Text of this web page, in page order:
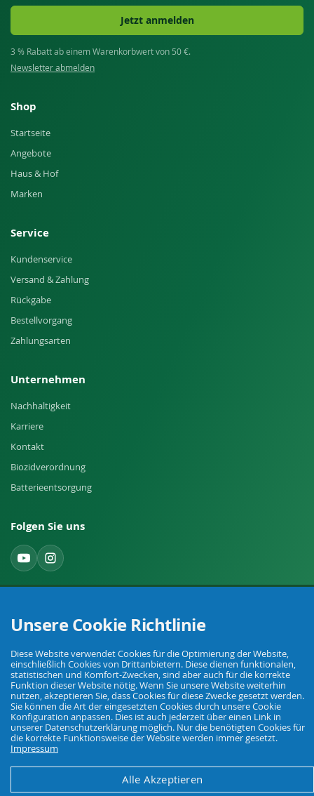
Jetzt anmelden
3 % Rabatt ab einem Warenkorbwert von 50 €.
Newsletter abmelden
Shop
Startseite
Angebote
Haus & Hof
Marken
Service
Kundenservice
Versand & Zahlung
Rückgabe
Bestellvorgang
Zahlungsarten
Unternehmen
Nachhaltigkeit
Karriere
Kontakt
Biozidverordnung
Batterieentsorgung
Folgen Sie uns
Ihr Fachhandel für Landwirtschaft, Viehhaltung, Haus, Hof und Garten.
© Agrarking. Alle Rechte vorbehalten.
AGBDatenschutzWiderrufsbelehrungImpressum
Unsere Cookie Richtlinie
Diese Website verwendet Cookies für die Optimierung der Website,
einschließlich Cookies von Drittanbietern. Diese dienen funktionalen,
statistischen und Komfort-Zwecken, sind aber auch für die korrekte
Funktion dieser Website nötig. Wenn Sie unsere Website weiterhin
nutzen, akzeptieren Sie, dass Cookies für diese Zwecke gesetzt werden.
Sie können die Art der eingesetzten Cookies durch unsere Cookie
Konfiguration anpassen. Dies ist auch jederzeit über einen Link in
unserer Datenschutzerklärung möglich. Nur die benötigten Cookies für
die korrekte Funktionsweise der Website werden immer gesetzt.
Impressum
Alle Akzeptieren